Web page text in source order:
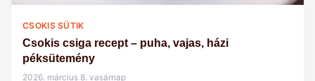
CSOKIS SÜTIK
Csokis csiga recept – puha, vajas, házi
péksütemény
2026. március 8. vasárnap